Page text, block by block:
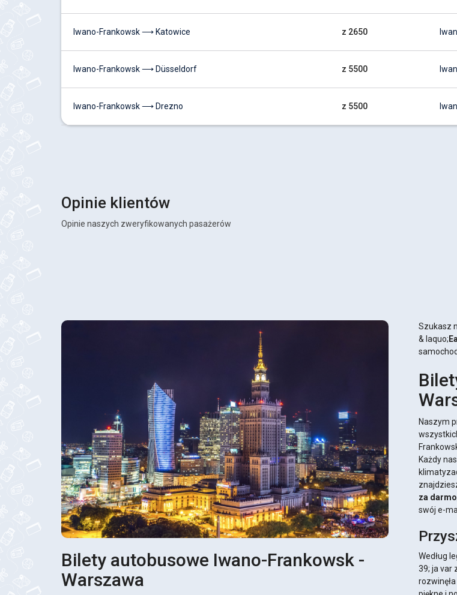
Iwano-Frankowsk ⟶ Katowice z 2650
Iwano-Frankowsk ⟶ Düsseldorf z 5500
Iwano-Frankowsk ⟶ Drezno z 5500
Opinie klientów
Opinie naszych zweryfikowanych pasażerów
Bilety autobusowe Iwano-Frankowsk -
Warszawa
Szukasz
& laquo;
Naszym
Każdy
za darmo
swój e-
Według
39; ja var